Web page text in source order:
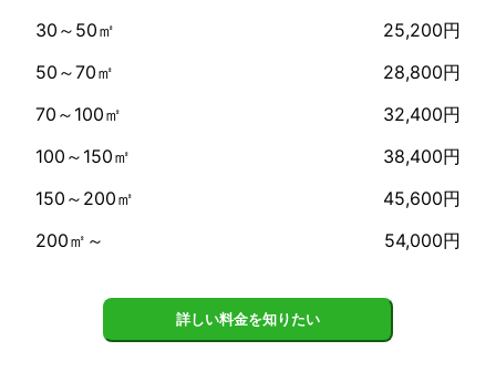
30～50㎡
25,200円
50～70㎡
28,800円
70～100㎡
32,400円
100～150㎡
38,400円
150～200㎡
45,600円
200㎡～
54,000円
詳しい料金を知りたい